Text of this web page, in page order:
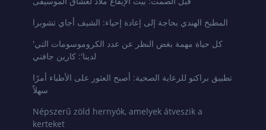
المطبخ الهندي بحاجة إلى إعادة إحياء: الشيف أجاي تشوبرا
'كل حياة مهمة بغض النظر عن عدد الكروموسومات التي
لدينا': كارين جافني
تطبيق براكتو للرعاية الصحية: أصبح العثور على الأطباء أمرًا
سهلاً
Népszerű zöld hernyók, amelyek átveszik a
kerteket